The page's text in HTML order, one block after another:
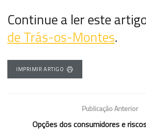
Continue a ler este
de Trás-os-Montes.
IMPRIMIR ARTIGO
Publicação Anterior
Opções dos consumidores e